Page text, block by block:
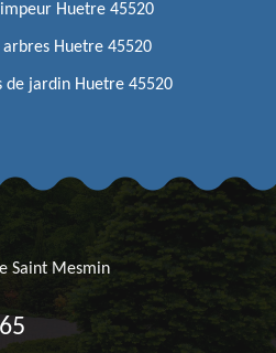
Huetre 45520
Huetre 45520
de jardin Huetre 45520
Saint Mesmin